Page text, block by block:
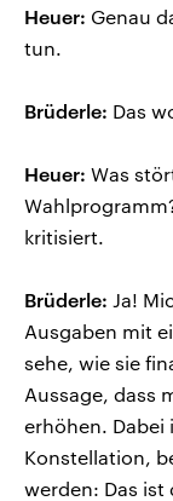
Heuer: Genau
tun.
Brüderle: Das
Heuer: Was
kritisiert.
Brüderle: Ja!
Ausgaben mit
sehe, wie sie
Aussage, dass
erhöhen. Dabei
Konstellation,
werden: Das ist